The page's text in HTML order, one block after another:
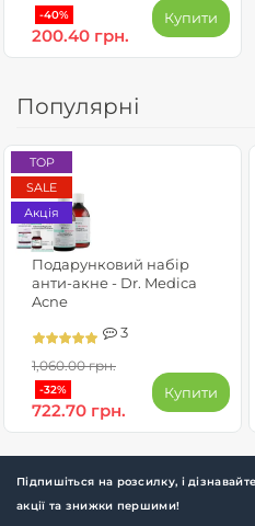
-40%
200.40 грн.
Купити
Популярні
TOP
SALE
Акція
Подарунковий набір
анти-акне - Dr. Medica
Acne
3
1,060.00 грн.
-32%
722.70 грн.
Купити
Підпишіться на розсилку, і
акції та знижки першими!